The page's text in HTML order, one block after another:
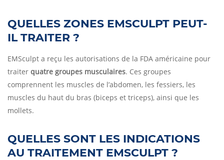
QUELLES ZONES EMSCULPT PEUT-
IL TRAITER ?
EMSculpt a reçu les autorisations de la FDA américaine pour
traiter quatre groupes musculaires. Ces groupes
comprennent les muscles de l’abdomen, les fessiers, les
muscles du haut du bras (biceps et triceps), ainsi que les
mollets.
QUELLES SONT LES INDICATIONS
AU TRAITEMENT EMSCULPT ?